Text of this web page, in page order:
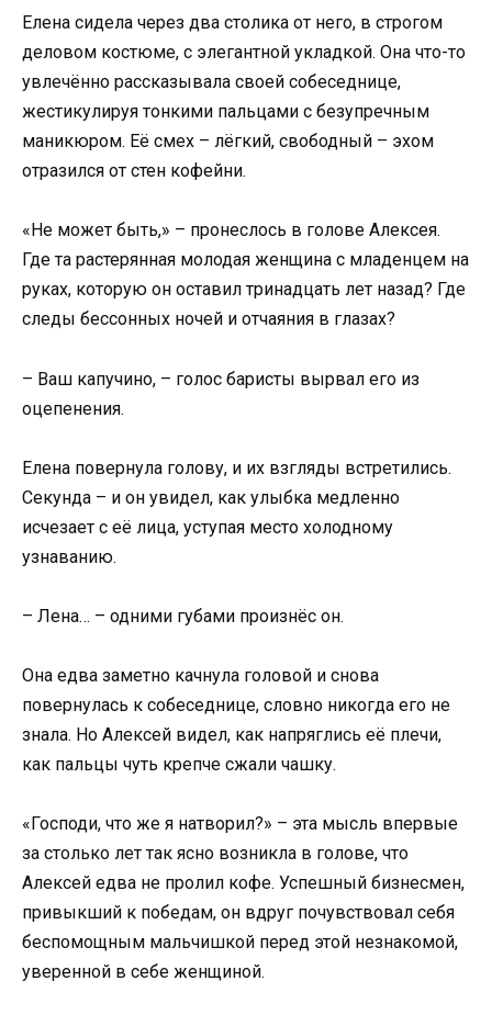
Елена сидела через два столика от него, в строгом
деловом костюме, с элегантной укладкой. Она что-то
увлечённо рассказывала своей собеседнице,
жестикулируя тонкими пальцами с безупречным
маникюром. Её смех – лёгкий, свободный – эхом
отразился от стен кофейни.
«Не может быть,» – пронеслось в голове Алексея.
Где та растерянная молодая женщина с младенцем на
руках, которую он оставил тринадцать лет назад? Где
следы бессонных ночей и отчаяния в глазах?
– Ваш капучино, – голос баристы вырвал его из
оцепенения.
Елена повернула голову, и их взгляды встретились.
Секунда – и он увидел, как улыбка медленно
исчезает с её лица, уступая место холодному
узнаванию.
– Лена… – одними губами произнёс он.
Она едва заметно качнула головой и снова
повернулась к собеседнице, словно никогда его не
знала. Но Алексей видел, как напряглись её плечи,
как пальцы чуть крепче сжали чашку.
«Господи, что же я натворил?» – эта мысль впервые
за столько лет так ясно возникла в голове, что
Алексей едва не пролил кофе. Успешный бизнесмен,
привыкший к победам, он вдруг почувствовал себя
беспомощным мальчишкой перед этой незнакомой,
уверенной в себе женщиной.